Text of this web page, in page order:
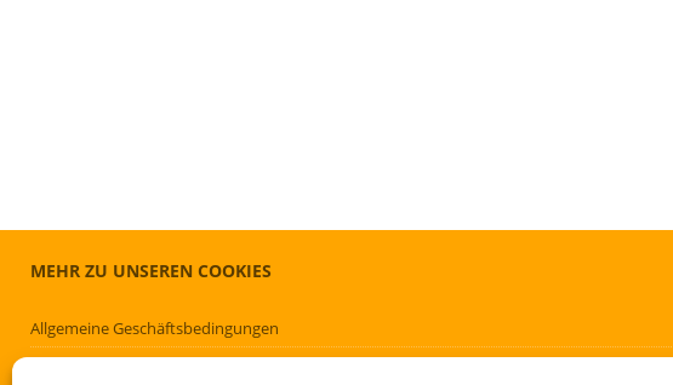
MEHR ZU UNSEREN COOKIES
Allgemeine Geschäftsbedingungen